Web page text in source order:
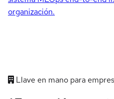
organización.
Llave en mano para